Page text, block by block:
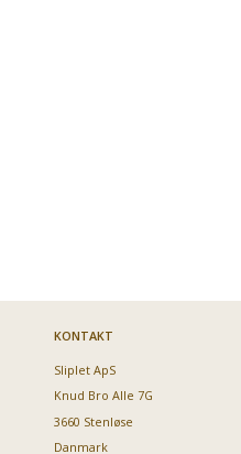
KONTAKT
Sliplet ApS
Knud Bro Alle 7G
3660 Stenløse
Danmark